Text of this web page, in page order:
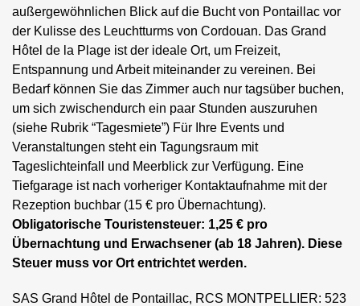
außergewöhnlichen Blick auf die Bucht von Pontaillac vor
der Kulisse des Leuchtturms von Cordouan. Das Grand
Hôtel de la Plage ist der ideale Ort, um Freizeit,
Entspannung und Arbeit miteinander zu vereinen. Bei
Bedarf können Sie das Zimmer auch nur tagsüber buchen,
um sich zwischendurch ein paar Stunden auszuruhen
(siehe Rubrik “Tagesmiete”) Für Ihre Events und
Veranstaltungen steht ein Tagungsraum mit
Tageslichteinfall und Meerblick zur Verfügung. Eine
Tiefgarage ist nach vorheriger Kontaktaufnahme mit der
Rezeption buchbar (15 € pro Übernachtung).
Obligatorische Touristensteuer: 1,25 € pro
Übernachtung und Erwachsener (ab 18 Jahren). Diese
Steuer muss vor Ort entrichtet werden.
SAS Grand Hôtel de Pontaillac, RCS MONTPELLIER: 523